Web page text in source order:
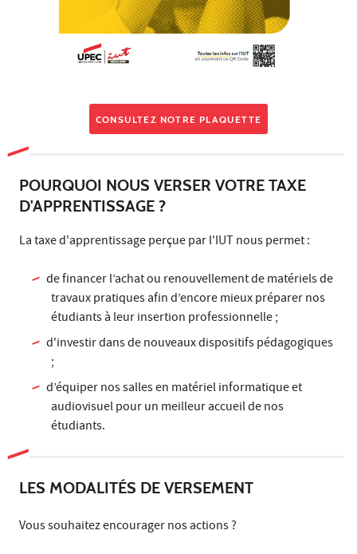
CONSULTEZ NOTRE PLAQUETTE
POURQUOI NOUS VERSER VOTRE TAXE
D'APPRENTISSAGE ?
La taxe d'apprentissage perçue par l'IUT nous permet :
de financer l’achat ou renouvellement de matériels de
travaux pratiques afin d’encore mieux préparer nos
étudiants à leur insertion professionnelle ;
d'investir dans de nouveaux dispositifs pédagogiques
;
d’équiper nos salles en matériel informatique et
audiovisuel pour un meilleur accueil de nos
étudiants.
LES MODALITÉS DE VERSEMENT
Vous souhaitez encourager nos actions ?